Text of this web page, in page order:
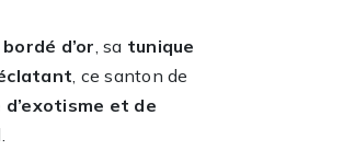
d’or, sa tunique
, ce santon de
d’exotisme et de